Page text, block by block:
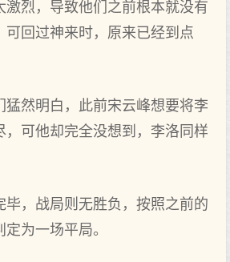
激烈，导致他们之前根本就没有
可回过神来时，原来已经到点
猛然明白，此前宋云峰想要将李
，可他却完全没想到，李洛同样
毕，战局则无胜负，按照之前的
为一场平局。